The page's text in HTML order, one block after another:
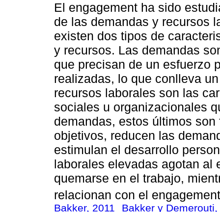
El engagement ha sido
de las demandas y recursos
existen dos tipos de
y recursos. Las demandas
que precisan de un esfuerzo
realizadas, lo que conlleva
recursos laborales son las
sociales u organizacionales
demandas, estos últimos
objetivos, reducen las
estimulan el desarrollo
laborales elevadas agotan al
quemarse en el trabajo,
relacionan con el
Bakker, 2011 Bakker y